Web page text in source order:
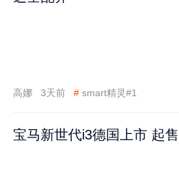
高娜 3天前 # smart精灵#1
宝马新世代i3德国上市 起